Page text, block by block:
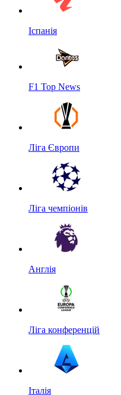
Іспанія
F1 Top News
Ліга Європи
Ліга чемпіонів
Англія
Ліга конференцій
Італія